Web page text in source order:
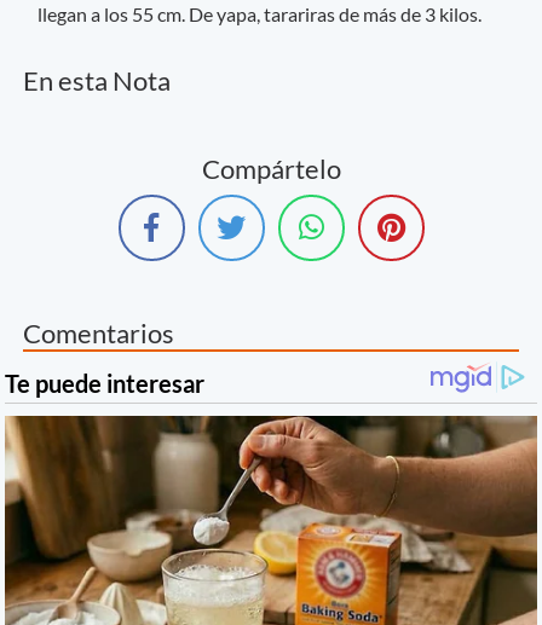
llegan a los 55 cm. De yapa, tarariras de más de 3 kilos.
En esta Nota
Compártelo
Comentarios